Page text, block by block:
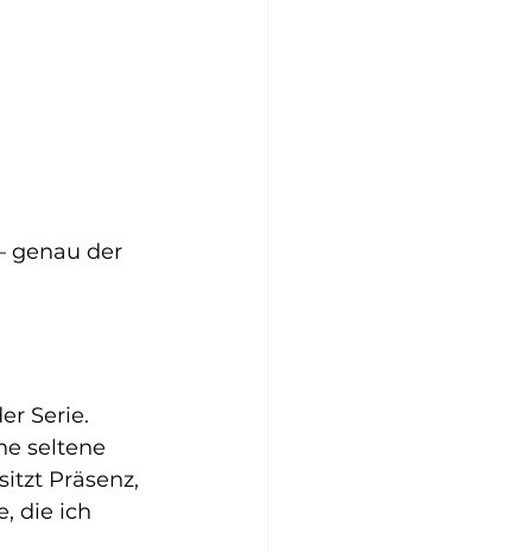
genau der
Serie.
seltene
Präsenz,
die ich